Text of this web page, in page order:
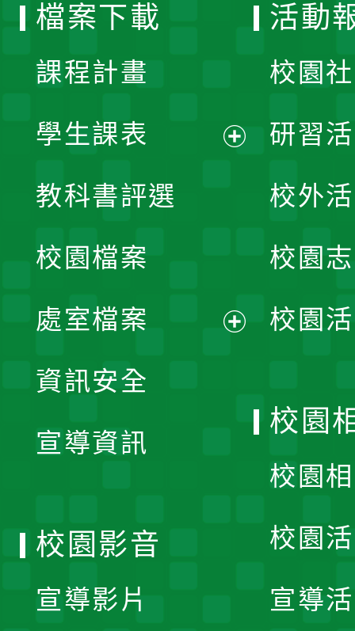
檔案下載
課程計畫
學生課表
單
教科書評選
校園檔案
處室檔案
資訊安全
宣導資訊
活動
校園
研習
校外
校園
校園
校園
校園
校園
宣導
校園影音
宣導影片